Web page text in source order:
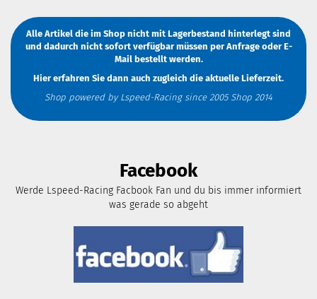
Alle Artikel die im Shop nicht mit Lagerbestand hinterlegt sind
und dadurch nicht sofort verfügbar müssen per AnfrageoderE-
Mailbestellt werden.
Hier erfahren Sie dann auch zugleich die aktuelle Lieferzeit.
Shop powered by Lspeed-Racing since 2005 Shop 2014
Facebook
Werde Lspeed-Racing Facbook Fan und du bis immer informiert
was gerade so abgeht